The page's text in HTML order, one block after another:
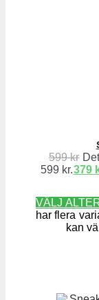
599kr
599 kr.379
VÄLJ
har flera
kan